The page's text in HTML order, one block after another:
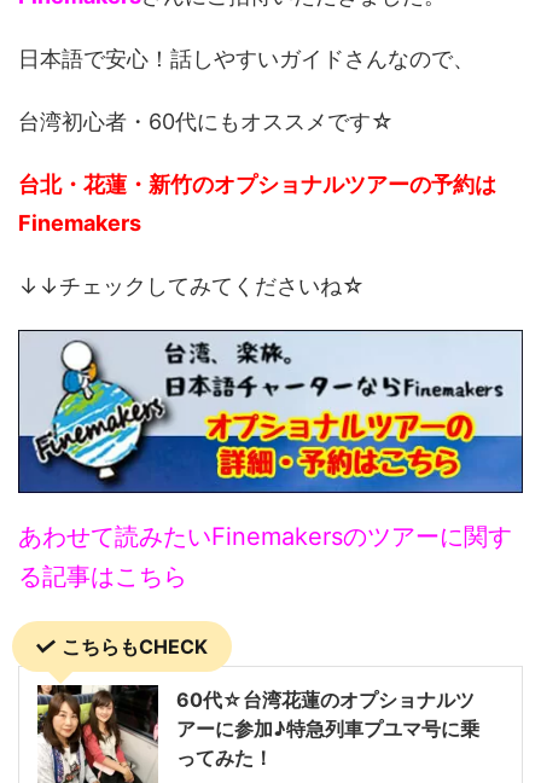
日本語で安心！話しやすいガイドさんなので、
台湾初心者・60代にもオススメです☆
台北・花蓮・新竹のオプショナルツアーの予約は
Finemakers
↓↓チェックしてみてくださいね☆
あわせて読みたいFinemakersのツアーに関す
る記事はこちら
こちらもCHECK
60代☆台湾花蓮のオプショナルツ
アーに参加♪特急列車プユマ号に乗
ってみた！